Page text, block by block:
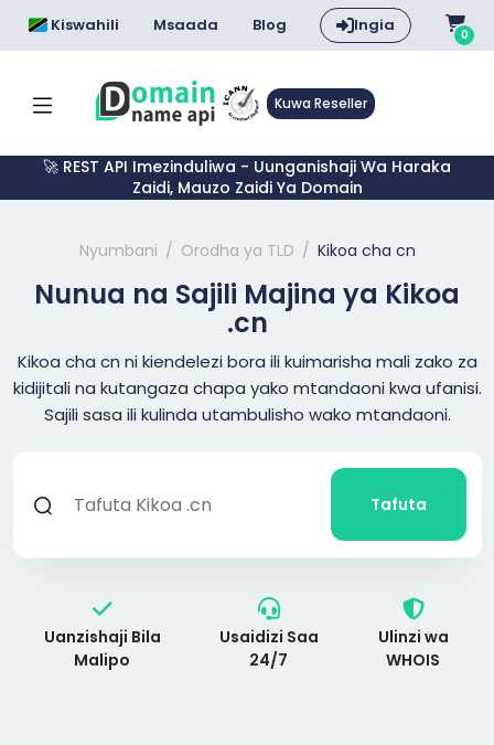
Kiswahili Msaada Blog Ingia 0
Kuwa Reseller
🚀 REST API Imezinduliwa - Uunganishaji Wa Haraka
Zaidi, Mauzo Zaidi Ya Domain
Nyumbani Orodha ya TLD Kikoa cha cn
Nunua na Sajili Majina ya Kikoa
.cn
Kikoa cha cn ni kiendelezi bora ili kuimarisha mali zako za
kidijitali na kutangaza chapa yako mtandaoni kwa ufanisi.
Sajili sasa ili kulinda utambulisho wako mtandaoni.
Tafuta
Uanzishaji Bila
Malipo
Usaidizi Saa
24/7
Ulinzi wa
WHOIS